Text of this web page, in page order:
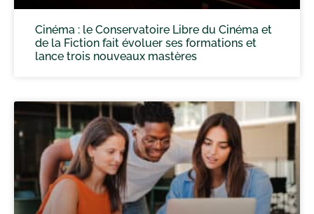
Cinéma : le Conservatoire Libre du Cinéma et
de la Fiction fait évoluer ses formations et
lance trois nouveaux mastères